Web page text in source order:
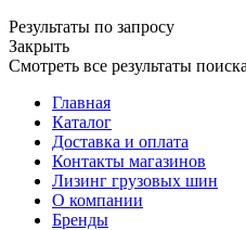
Результаты по запросу
Закрыть
Смотреть все результаты поиска
Главная
Каталог
Доставка и оплата
Контакты магазинов
Лизинг грузовых шин
О компании
Бренды